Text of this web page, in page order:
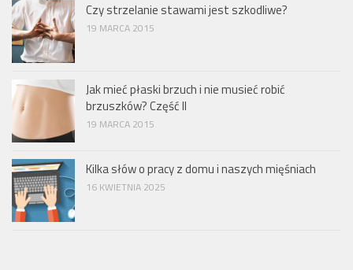
Czy strzelanie stawami jest szkodliwe?
19 MARCA 2015
Jak mieć płaski brzuch i nie musieć robić
brzuszków? Część II
19 MARCA 2015
Kilka słów o pracy z domu i naszych mięśniach
16 KWIETNIA 2025